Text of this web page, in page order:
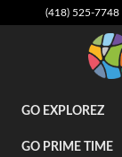
(418) 525-7748
GO EXPLOREZ
GO PRIME TIME